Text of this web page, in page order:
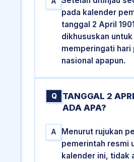
pada kalender
tanggal 2 April
dikhususkan untuk
memperingati hari
nasional apapun.
Q
TANGGAL 2
ADA APA?
A
Menurut rujukan
pemerintah resmi
kalender ini, tidak